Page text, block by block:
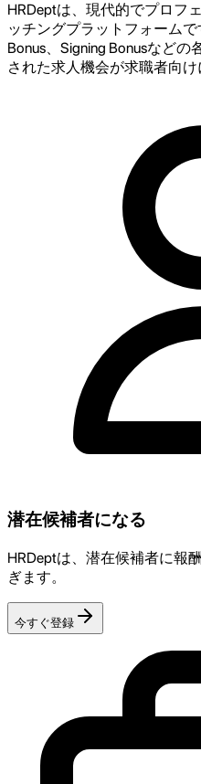
HRDeptは、現代的でプロフ
ッチングプラットフォーム
Bonus、Signing Bonusなど
された求人機会が求職者向け
潜在候補者になる
HRDeptは、潜在候補者に報
ぎます。
今すぐ登録